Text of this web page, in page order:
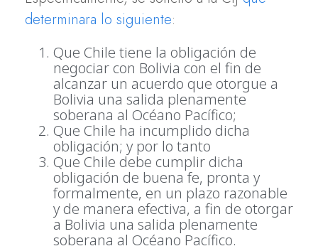
determinara lo siguiente:
Que Chile tiene la obligación de
negociar con Bolivia con el fin de
alcanzar un acuerdo que otorgue a
Bolivia una salida plenamente
soberana al Océano Pacífico;
Que Chile ha incumplido dicha
obligación; y por lo tanto
Que Chile debe cumplir dicha
obligación de buena fe, pronta y
formalmente, en un plazo razonable
y de manera efectiva, a fin de otorgar
a Bolivia una salida plenamente
soberana al Océano Pacífico.